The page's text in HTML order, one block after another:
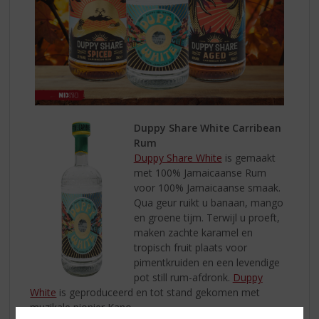
Duppy Share White Carribean
Rum
Duppy Share White is gemaakt
met 100% Jamaicaanse Rum
voor 100% Jamaicaanse smaak.
Qua geur ruikt u banaan, mango
en groene tijm. Terwijl u proeft,
maken zachte karamel en
tropisch fruit plaats voor
pimentkruiden en een levendige
pot still rum-afdronk. Duppy
White is geproduceerd en tot stand gekomen met
muzikale pionier Kano.